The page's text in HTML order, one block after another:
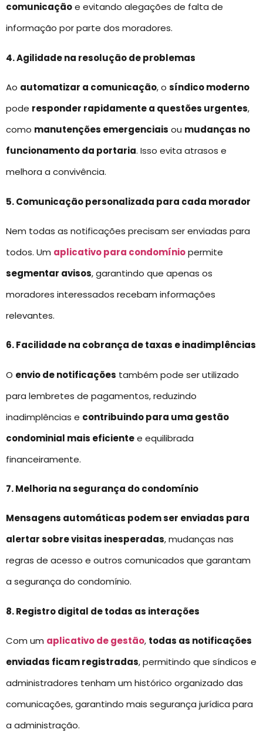
comunicaçãoe evitando alegações de falta de
informação por parte dos moradores.
4. Agilidade na resolução de problemas
Ao automatizar a comunicação, o síndico moderno
pode responder rapidamente a questões urgentes,
como manutenções emergenciais ou mudanças no
funcionamento da portaria. Isso evita atrasos e
melhora a convivência.
5. Comunicação personalizada para cada morador
Nem todas as notificações precisam ser enviadas para
todos. Um aplicativo para condomíniopermite
segmentar avisos, garantindo que apenas os
moradores interessados recebam informações
relevantes.
6. Facilidade na cobrança de taxas e inadimplências
O envio de notificações também pode ser utilizado
para lembretes de pagamentos, reduzindo
inadimplências e contribuindo para uma gestão
condominial mais eficientee equilibrada
financeiramente.
7. Melhoria na segurança do condomínio
Mensagens automáticas podem ser enviadas para
alertar sobre visitas inesperadas, mudanças nas
regras de acesso e outros comunicados que garantam
a segurança do condomínio.
8. Registro digital de todas as interações
Com um aplicativo de gestão, todas as notificações
enviadas ficam registradas, permitindo que síndicos e
administradores tenham um histórico organizado das
comunicações, garantindo mais segurança jurídica para
a administração.